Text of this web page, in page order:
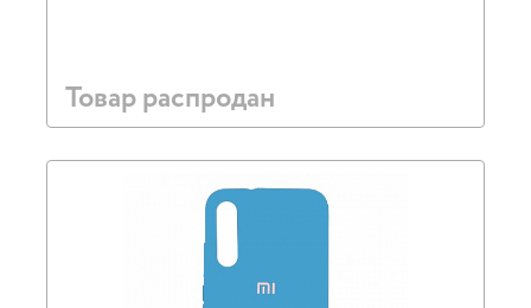
Товар распродан